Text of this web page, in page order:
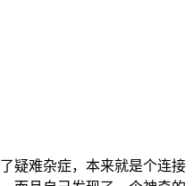
疑难杂症，本来就是个连接